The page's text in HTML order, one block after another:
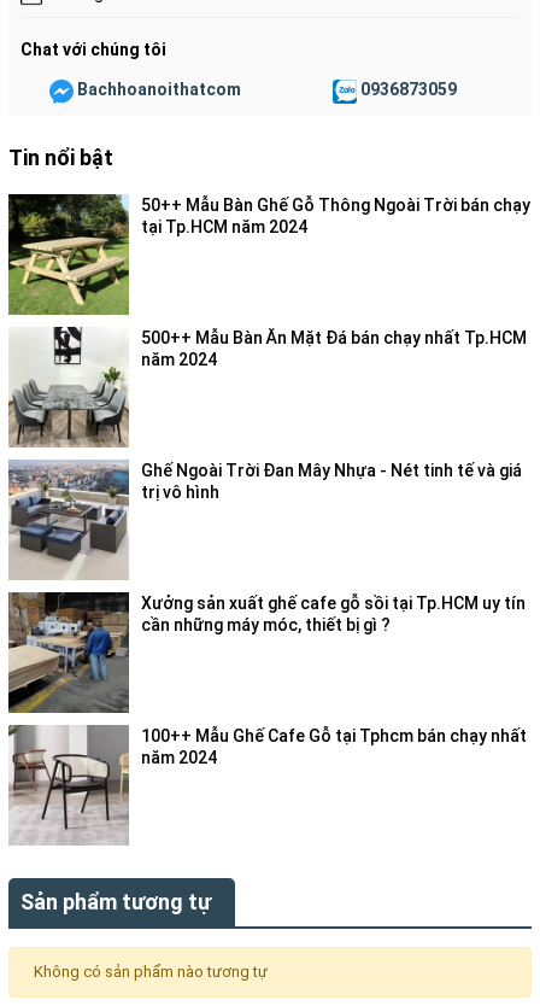
Chat với chúng tôi
Bachhoanoithatcom 0936873059
Tin nổi bật
50++ Mẫu Bàn Ghế Gỗ Thông Ngoài Trời bán chạy
tại Tp.HCM năm 2024
500++ Mẫu Bàn Ăn Mặt Đá bán chạy nhất Tp.HCM
năm 2024
Ghế Ngoài Trời Đan Mây Nhựa - Nét tinh tế và giá
trị vô hình
Xưởng sản xuất ghế cafe gỗ sồi tại Tp.HCM uy tín
cần những máy móc, thiết bị gì ?
100++ Mẫu Ghế Cafe Gỗ tại Tphcm bán chạy nhất
năm 2024
Sản phẩm tương tự
Không có sản phẩm nào tương tự